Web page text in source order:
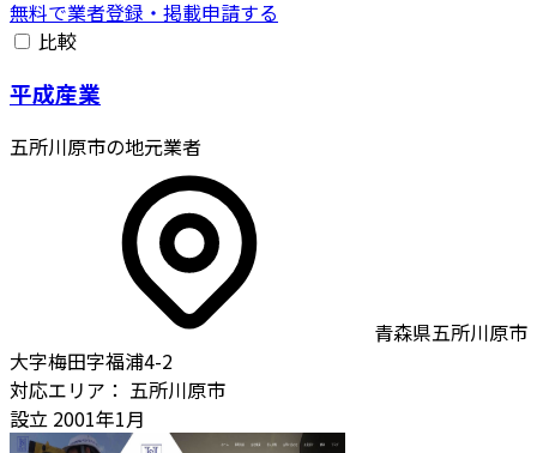
無料で業者登録・掲載申請する
比較
平成産業
五所川原市の地元業者
青森県五所川原市
大字梅田字福浦4-2
対応エリア： 五所川原市
設立 2001年1月